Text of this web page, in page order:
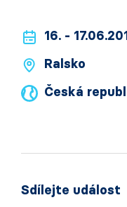
16. -
Ralsko
Česká
Sdílejte událost